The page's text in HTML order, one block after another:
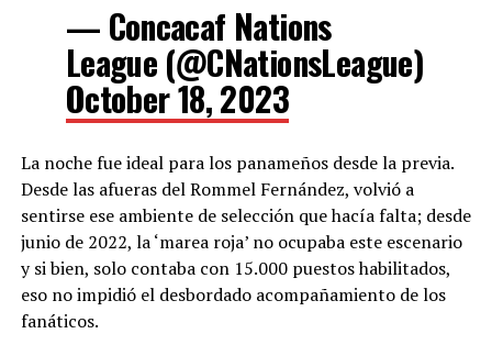
— Concacaf Nations
League (@CNationsLeague)
October 18, 2023
La noche fue ideal para los panameños desde la previa.
Desde las afueras del Rommel Fernández, volvió a
sentirse ese ambiente de selección que hacía falta; desde
junio de 2022, la ‘marea roja’ no ocupaba este escenario
y si bien, solo contaba con 15.000 puestos habilitados,
eso no impidió el desbordado acompañamiento de los
fanáticos.